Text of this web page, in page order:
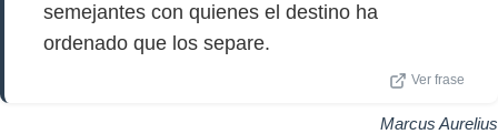
semejantes con quienes el destino ha
ordenado que los separe.
Ver frase
Marcus Aurelius